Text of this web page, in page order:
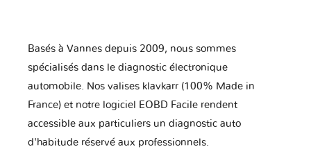
Basés à Vannes depuis 2009, nous sommes
spécialisés dans le diagnostic électronique
automobile. Nos valises klavkarr (100% Made in
France) et notre logiciel EOBD Facile rendent
accessible aux particuliers un diagnostic auto
d'habitude réservé aux professionnels.